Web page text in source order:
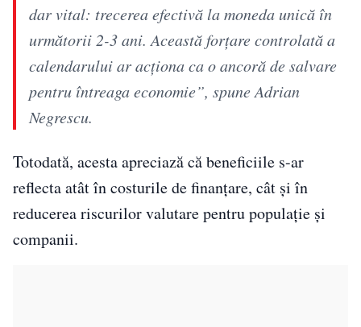
dar vital: trecerea efectivă la moneda unică în
următorii 2-3 ani. Această forțare controlată a
calendarului ar acționa ca o ancoră de salvare
pentru întreaga economie”, spune Adrian
Negrescu.
Totodată, acesta apreciază că beneficiile s-ar
reflecta atât în costurile de finanțare, cât și în
reducerea riscurilor valutare pentru populație și
companii.